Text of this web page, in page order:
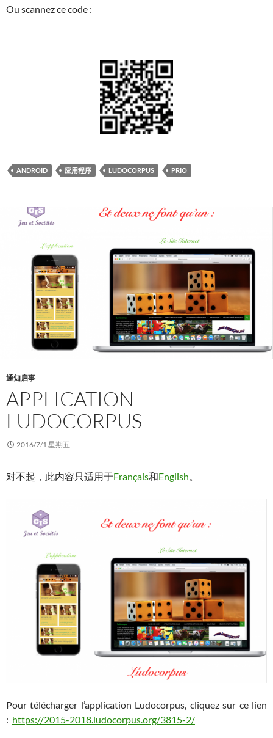
Ou scannez ce code :
ANDROID 应用程序 LUDOCORPUS PRIO
通知启事
APPLICATION
LUDOCORPUS
2016/7/1 星期五
对不起，此内容只适用于Français和English。
Pour télécharger l’application Ludocorpus, cliquez sur ce lien
: https://2015-2018.ludocorpus.org/3815-2/